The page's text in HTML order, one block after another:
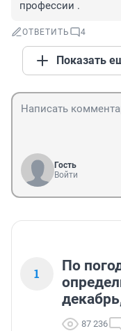
профессии .
ОТВЕТИТЬ 4
Показать
Гость
Войти
1
По
87 236